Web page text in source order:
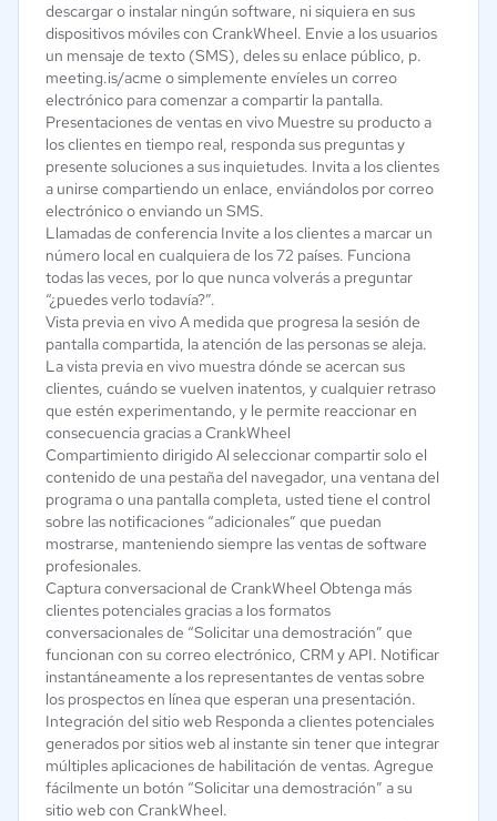
descargar o instalar ningún software, ni siquiera en sus
dispositivos móviles con CrankWheel. Envie a los usuarios
un mensaje de texto (SMS), deles su enlace público, p.
meeting.is/acme o simplemente envíeles un correo
electrónico para comenzar a compartir la pantalla.
Presentaciones de ventas en vivo Muestre su producto a
los clientes en tiempo real, responda sus preguntas y
presente soluciones a sus inquietudes. Invita a los clientes
a unirse compartiendo un enlace, enviándolos por correo
electrónico o enviando un SMS.
Llamadas de conferencia Invite a los clientes a marcar un
número local en cualquiera de los 72 países. Funciona
todas las veces, por lo que nunca volverás a preguntar
“¿puedes verlo todavía?”.
Vista previa en vivo A medida que progresa la sesión de
pantalla compartida, la atención de las personas se aleja.
La vista previa en vivo muestra dónde se acercan sus
clientes, cuándo se vuelven inatentos, y cualquier retraso
que estén experimentando, y le permite reaccionar en
consecuencia gracias a CrankWheel
Compartimiento dirigido Al seleccionar compartir solo el
contenido de una pestaña del navegador, una ventana del
programa o una pantalla completa, usted tiene el control
sobre las notificaciones “adicionales” que puedan
mostrarse, manteniendo siempre las ventas de software
profesionales.
Captura conversacional de CrankWheel Obtenga más
clientes potenciales gracias a los formatos
conversacionales de “Solicitar una demostración” que
funcionan con su correo electrónico, CRM y API. Notificar
instantáneamente a los representantes de ventas sobre
los prospectos en línea que esperan una presentación.
Integración del sitio web Responda a clientes potenciales
generados por sitios web al instante sin tener que integrar
múltiples aplicaciones de habilitación de ventas. Agregue
fácilmente un botón “Solicitar una demostración” a su
sitio web con CrankWheel.